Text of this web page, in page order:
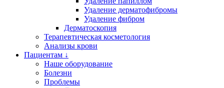
Удаление дерматофибромы
Удаление фибром
Дерматоскопия
Терапевтическая косметология
Анализы крови
Пациентам ↓
Наше оборудование
Болезни
Проблемы